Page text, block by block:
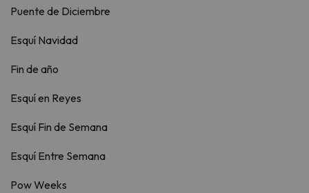
Puente de Diciembre
Esquí Navidad
Fin de año
Esquí en Reyes
Esquí Fin de Semana
Esquí Entre Semana
Pow Weeks